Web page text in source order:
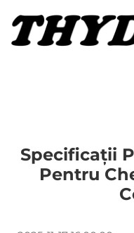
Specificații
Pentru